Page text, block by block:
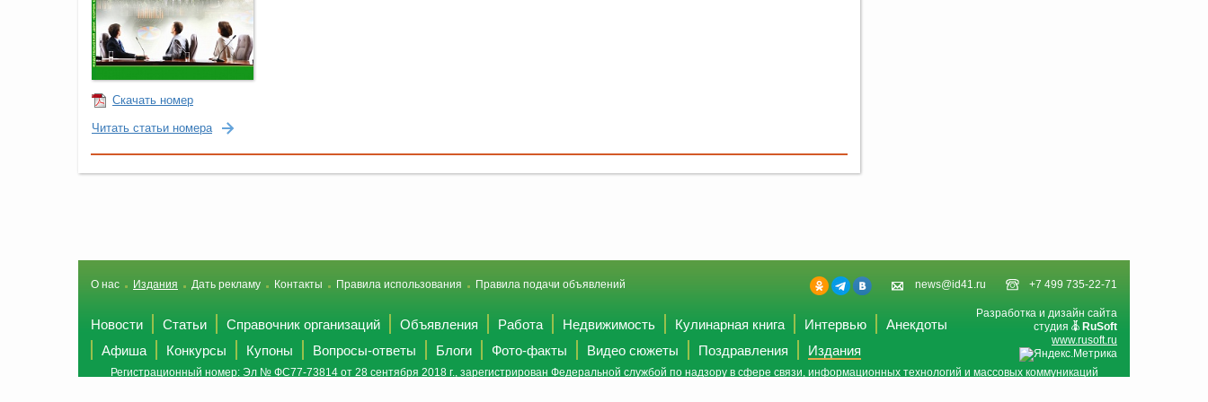
Скачать номер
Читать статьи номера
news@id41.ru +7 499 735-22-71
О нас Издания Дать рекламу Контакты Правила использования Правила подачи объявлений
Разработка и дизайн сайта
студия
RuSoft
www.rusoft.ru
Новости Статьи Справочник организаций Объявления Работа Недвижимость Кулинарная книга Интервью
Анекдоты
Афиша
Конкурсы Купоны Вопросы-ответы Блоги Фото-факты Видео сюжеты Поздравления Издания
Регистрационный номер: Эл № ФС77-73814 от 28 сентября 2018 г., зарегистрирован Федеральной службой по надзору в сфере связи, информационных технологий и массовых коммуникаций